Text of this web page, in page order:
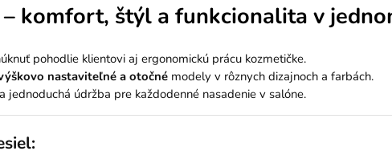
komfort, štýl a funkcionalita v
pohodlie klientovi aj ergonomickú prácu kozmetičke.
nastaviteľné a otočnémodely v rôznych dizajnoch a farbách.
jednoduchá údržba pre každodenné nasadenie v salóne.